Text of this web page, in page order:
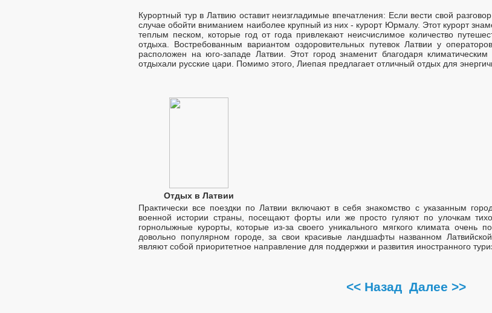
Курортный тур в Латвию оставит неизгладимые впечатления: Если вести свой
случае обойти вниманием наиболее крупный из них - курорт Юрмалу. Этот курорт
теплым песком, которые год от года привлекают неисчислимое количество
отдыха. Востребованным вариантом оздоровительных путевок Латвии у
расположен на юго-западе Латвии. Этот город знаменит благодаря
отдыхали русские цари. Помимо этого, Лиепая предлагает отличный отдых для
Отдых в Латвии
Практически все поездки по Латвии включают в себя знакомство с указанным
военной истории страны, посещают форты или же просто гуляют по улочкам
горнолыжные курорты, которые из-за своего уникального мягкого климата очень
довольно популярном городе, за свои красивые ландшафты названном
являют собой приоритетное направление для поддержки и развития иностранного
<< Назад Далее >>